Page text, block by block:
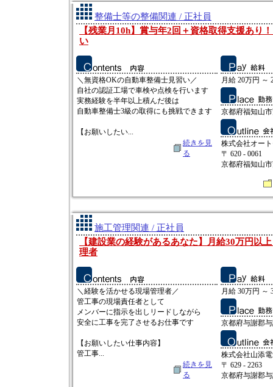
整備士等の整備関連 / 正社員
【残業月10h】賞与年2回＋資格取得支援あり
い
＼無資格OKの自動車整備士見習い／
自社の認証工場で車検や点検を行います
実務経験を半年以上積んだ後は
自動車整備士3級の取得にも挑戦できます
【お願いしたい...
続きを見
る
月給 20万円 ～
京都府福知山
株式会社オー
〒 620 - 0061
京都府福知山
施工管理関連 / 正社員
【建設業の経験があるあなた】月給30万円以
理者
＼経験を活かせる現場管理者／
管工事の現場責任者として
メンバーに指示を出しリードしながら
安全に工事を完了させるお仕事です
【お願いしたい仕事内容】
管工事...
続きを見
る
月給 30万円 ～
京都府与謝郡
株式会社山添
〒 629 - 2263
京都府与謝郡